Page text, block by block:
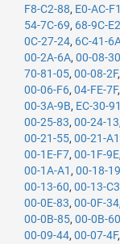
F8-C2-88, E0-AC-F1
54-7C-69, 68-9C-E2
0C-27-24, 6C-41-
00-2A-6A, 00-08-30
70-81-05, 00-08-2F,
00-06-F6, 04-FE-7F,
00-3A-9B, EC-30-91
00-25-83, 00-24-13
00-21-55, 00-21-A1
00-1E-F7, 00-1F-9E
00-1A-A1 , 00-18-19
00-13-60, 00-13-C3
00-0E-83, 00-0F-34
00-0B-85, 00-0B-60
00-09-44, 00-07-4F,